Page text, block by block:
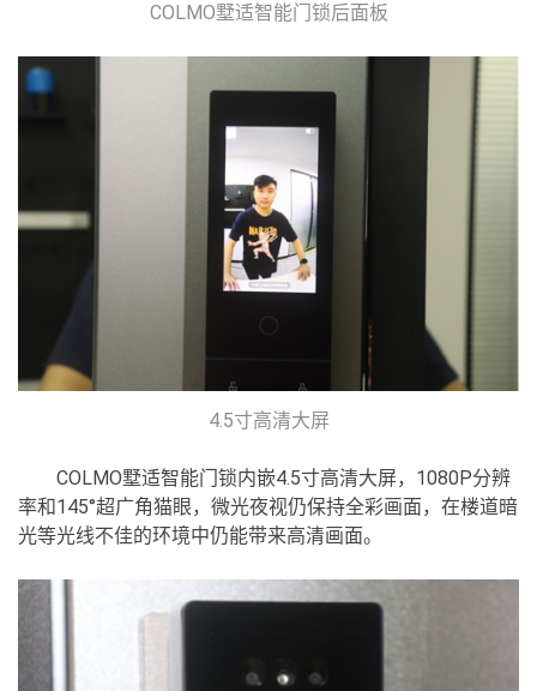
COLMO墅适智能门锁后面板
4.5寸高清大屏
COLMO墅适智能门锁内嵌4.5寸高清大屏，1080P分辨
率和145°超广角猫眼，微光夜视仍保持全彩画面，在楼道暗
光等光线不佳的环境中仍能带来高清画面。